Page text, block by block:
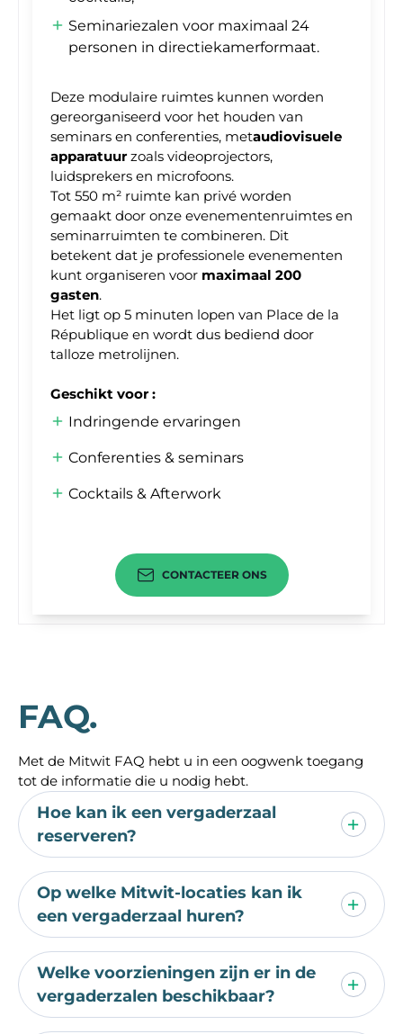
Seminariezalen voor maximaal 24
personen in directiekamerformaat.
Deze modulaire ruimtes kunnen worden
gereorganiseerd voor het houden van
seminars en conferenties, metaudiovisuele
apparatuurzoals videoprojectors,
luidsprekers en microfoons.
Tot 550 m² ruimte kan privé worden
gemaakt door onze evenementenruimtes en
seminarruimten te combineren. Dit
betekent dat je professionele evenementen
kunt organiseren voor maximaal 200
gasten.
Het ligt op 5 minuten lopen van Place de la
République en wordt dus bediend door
talloze metrolijnen.
Geschikt voor :
Indringende ervaringen
Conferenties & seminars
Cocktails & Afterwork
CONTACTEER ONS
FAQ.
Met de Mitwit FAQ hebt u in een oogwenk toegang
tot de informatie die u nodig hebt.
Hoe kan ik een vergaderzaal
reserveren?
Op welke Mitwit-locaties kan ik
een vergaderzaal huren?
Welke voorzieningen zijn er in de
vergaderzalen beschikbaar?